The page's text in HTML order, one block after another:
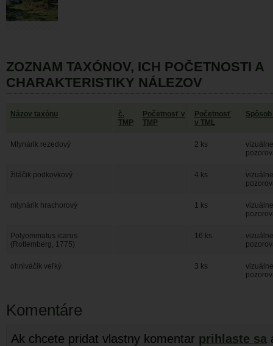
ZOZNAM TAXÓNOV, ICH POČETNOSTI A
CHARAKTERISTIKY NÁLEZOV
Názov taxónu
č.
TMP
Početnosť v
TMP
Početnosť
v TML
Mlynárik rezedový 2 ks
vizuálne
žltáčik podkovkový 4 ks
vizuálne
mlynárik hrachorový 1 ks
vizuálne
Polyommatus icarus
(Rottemberg, 1775)
16 ks
vizuálne
ohniváčik veľký 3 ks
vizuálne
Komentáre
Ak chcete pridat vlastny komentar prihlaste sa